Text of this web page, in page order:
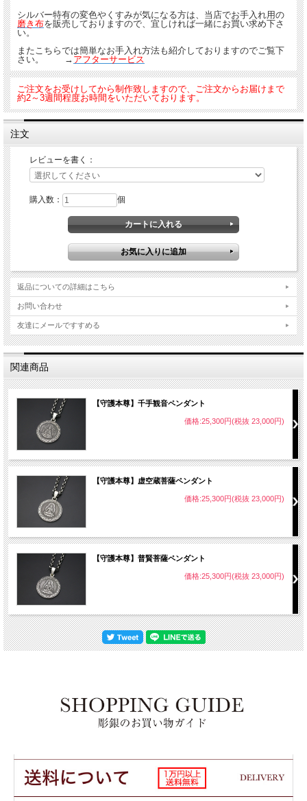
オプションで裏面に守護梵字を彫刻することも出来ます！（+3,150円）
※守護梵字彫刻はペンダント本体とは別にカートへお入れ下さい
商品到着後「商品の感想（レビュー）を書く」とお約束していただくと、 下記
の2つの特典のどちらかお好きな方をお付けします！！
【特典１】送料無料
【特典２】ポリマール（磨き布）プレゼント
■はじめにお読み下さい■
「送料無料」を選ばれた場合、注文時に送られる自動送信メールでは送
料込みの料金となっております。 ご注文後に当店からお送りするメール
で送料を修正しますので、最終的な金額はそちらでご確認下さい。
対象商品を同時に2点以上お買い上げ頂き、2点とも「送料無料」を選ば
させていただきます。
お約束が守られなかった場合、次回以降のご注文で特典をご利用頂けな
い場合がございます。
シルバー特有の変色やくすみが気になる方は、当店でお手入れ用の
磨き布を販売しておりますので、宜しければ一緒にお買い求め下さ
い。
またこちらでは簡単なお手入れ方法も紹介しておりますのでご覧下
さい。 → アフターサービス
ご注文をお受けしてから制作致しますので、ご注文からお届けまで
約2～3週間程度お時間をいただいております。
注文
レビューを書く：
購入数： 個
返品についての詳細はこちら
お問い合わせ
友達にメールですすめる
関連商品
【守護本尊】千手観音ペンダント
価格:25,300円(税抜 23,000円)
【守護本尊】虚空蔵菩薩ペンダント
価格:25,300円(税抜 23,000円)
【守護本尊】普賢菩薩ペンダント
価格:25,300円(税抜 23,000円)